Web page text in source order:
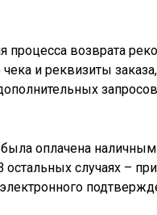
процесса возврата
чека и реквизиты
была оплачена
остальных случаях –